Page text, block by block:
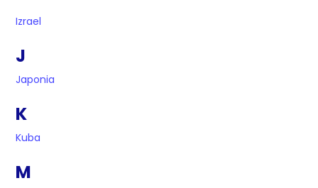
Izrael
J
Japonia
K
Kuba
M